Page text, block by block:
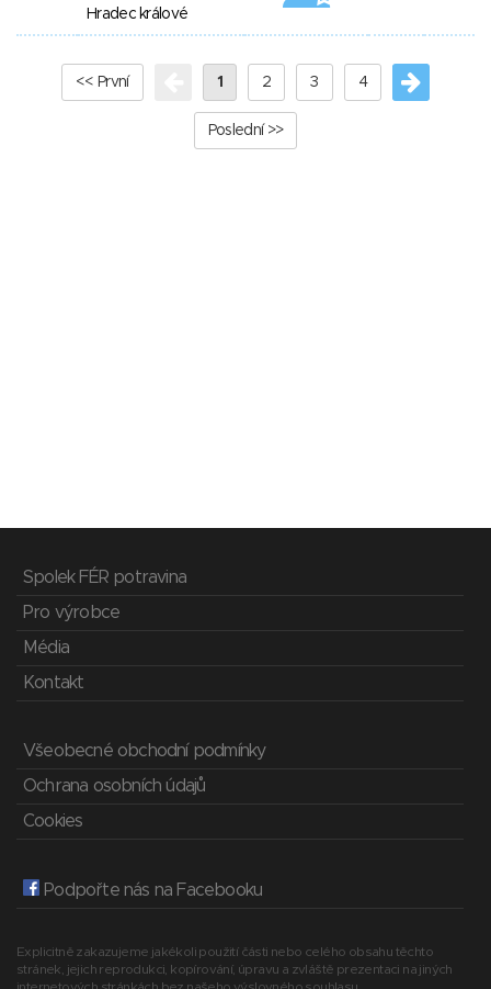
Hradec králové
<< První 1 2 3 4
Poslední >>
Spolek FÉR potravina
Pro výrobce
Média
Kontakt
Všeobecné obchodní podmínky
Ochrana osobních údajů
Cookies
Podpořte nás na Facebooku
Explicitně zakazujeme jakékoli použití části nebo celého obsahu těchto
stránek, jejich reprodukci, kopírování, úpravu a zvláště prezentaci na jiných